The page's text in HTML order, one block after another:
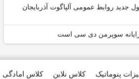
عمومی آلپاگوت آذربایجان
سوپرمن دی سی است
کلاس امادگی کلاس نلاین